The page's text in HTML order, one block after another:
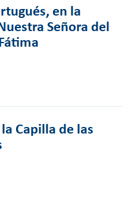
en la
Señora del
Capilla de las